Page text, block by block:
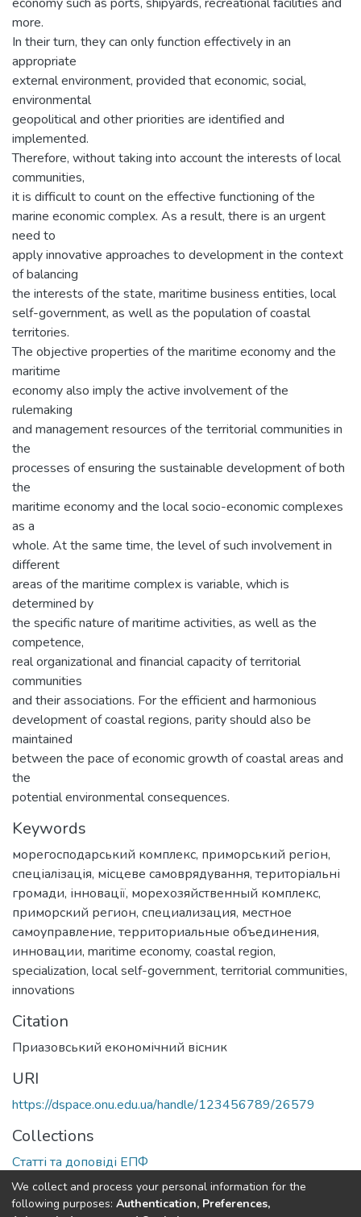
more.
In their turn, they can only function effectively in an
appropriate
external environment, provided that economic, social,
environmental
geopolitical and other priorities are identified and
implemented.
Therefore, without taking into account the interests of local
communities,
it is difficult to count on the effective functioning of the
marine economic complex. As a result, there is an urgent
need to
apply innovative approaches to development in the context
of balancing
the interests of the state, maritime business entities, local
self-government, as well as the population of coastal
territories.
The objective properties of the maritime economy and the
maritime
economy also imply the active involvement of the
rulemaking
and management resources of the territorial communities in
the
processes of ensuring the sustainable development of both
the
maritime economy and the local socio-economic complexes
as a
whole. At the same time, the level of such involvement in
different
areas of the maritime complex is variable, which is
determined by
the specific nature of maritime activities, as well as the
competence,
real organizational and financial capacity of territorial
communities
and their associations. For the efficient and harmonious
development of coastal regions, parity should also be
maintained
between the pace of economic growth of coastal areas and
the
potential environmental consequences.
Keywords
морегосподарський комплекс, приморський регіон,
спеціалізація, місцеве самоврядування, територіальні
громади, інновації, морехозяйственный комплекс,
приморский регион, специализация, местное
самоуправление, территориальные объединения,
инновации, maritime economy, coastal region,
specialization, local self-government, territorial communities,
innovations
Citation
Приазовський економічний вісник
URI
https://dspace.onu.edu.ua/handle/123456789/26579
Collections
Статті та доповіді ЕПФ
Full item page
We collect and process your personal information for the
following purposes: Authentication, Preferences,